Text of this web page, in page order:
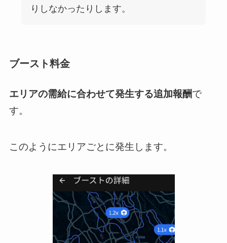
りしなかったりします。
ブースト料金
エリアの需給に合わせて発生する追加報酬で
す。
このようにエリアごとに発生します。